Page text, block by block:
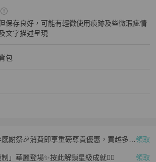
細節
保存良好，可能有輕微使用痕跡及些微瑕疵情
文字描述呈現
包
紹
謝祭🎉消費即享重磅尊貴優惠，買越多、 領取
制」華麗登場✨按此解鎖星級成就👆🏻 領取